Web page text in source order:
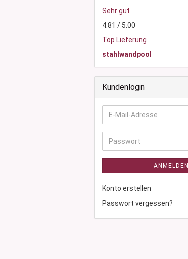
Sehr gut
4.81 / 5.00
Top Lieferung
stahlwandpool
Kundenlogin
E-
Mail-
Adresse
Passwort
ANMELDEN
Konto erstellen
Passwort vergessen?